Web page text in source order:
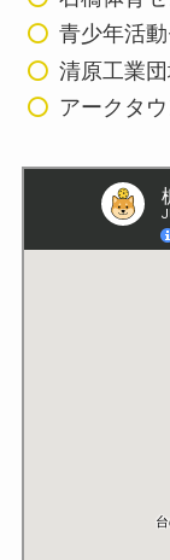
青少年活
清原工業
アークタ